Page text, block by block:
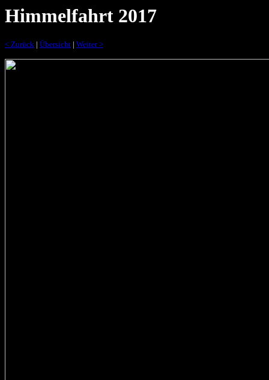
Himmelfahrt 2017
< Zurück | Übersicht | Weiter >